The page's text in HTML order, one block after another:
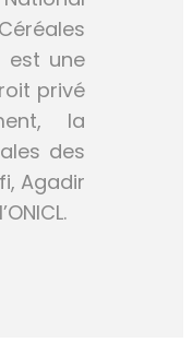
est une
privé
la
des
Agadir